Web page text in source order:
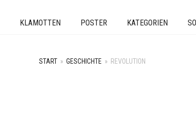
KLAMOTTEN POSTER KATEGORIEN
START » GESCHICHTE » REVOLUTION